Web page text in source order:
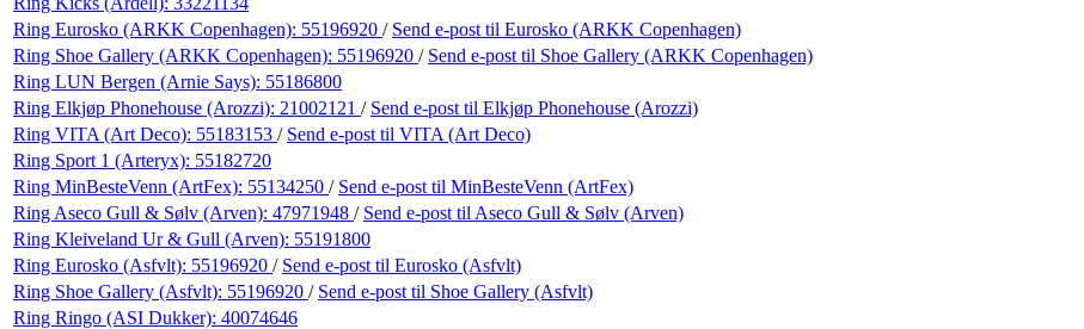
Ring Eurosko (ARKK Copenhagen): 55196920 / Send e-post til Eurosko (ARKK Copenhagen)
Ring Shoe Gallery (ARKK Copenhagen): 55196920 / Send e-post til Shoe Gallery (ARKK Copenhagen)
Ring LUN Bergen (Arnie Says): 55186800
Ring Elkjøp Phonehouse (Arozzi): 21002121 / Send e-post til Elkjøp Phonehouse (Arozzi)
Ring VITA (Art Deco): 55183153 / Send e-post til VITA (Art Deco)
Ring Sport 1 (Arteryx): 55182720
Ring MinBesteVenn (ArtFex): 55134250 / Send e-post til MinBesteVenn (ArtFex)
Ring Aseco Gull & Sølv (Arven): 47971948 / Send e-post til Aseco Gull & Sølv (Arven)
Ring Kleiveland Ur & Gull (Arven): 55191800
Ring Eurosko (Asfvlt): 55196920 / Send e-post til Eurosko (Asfvlt)
Ring Shoe Gallery (Asfvlt): 55196920 / Send e-post til Shoe Gallery (Asfvlt)
Ring Ringo (ASI Dukker): 40074646